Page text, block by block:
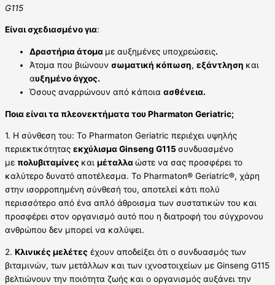
G115
Είναι σχεδιασμένο για:
Δραστήρια άτομα με αυξημένες υποχρεώσεις.
Άτομα που βιώνουν σωματική κόπωση, εξάντληση και
αυξημένο άγχος.
Όσους αναρρώνουν από κάποια ασθένεια.
Ποια είναι τα πλεονεκτήματα του Pharmaton Geriatric;
1. Η σύνθεση του: To Pharmaton Geriatric περιέχει υψηλής
περιεκτικότητας εκχύλισμα Ginseng G115 συνδυασμένο
με πολυβιταμίνες και μέταλλαώστε να σας προσφέρει το
καλύτερο δυνατό αποτέλεσμα. To Pharmaton® Geriatric®, χάρη
στην ισορροπημένη σύνθεσή του, αποτελεί κάτι πολύ
περισσότερο από ένα απλό άθροισμα των συστατικών του και
προσφέρει στον οργανισμό αυτό που η διατροφή του σύγχρονου
ανθρώπου δεν μπορεί να καλύψει.
2. Κλινικές μελέτες έχουν αποδείξει ότι ο συνδυασμός των
βιταμινών, των μετάλλων και των ιχνοστοιχείων με Ginseng G115
βελτιώνουν την ποιότητα ζωής και ο οργανισμός αυξάνει την